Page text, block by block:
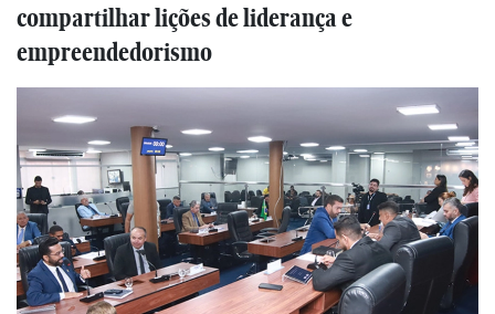
compartilhar lições de liderança e
empreendedorismo